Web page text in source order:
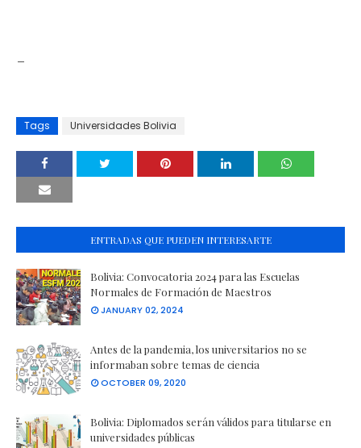
Tags Universidades Bolivia
ENTRADAS QUE PUEDEN INTERESARTE
Bolivia: Convocatoria 2024 para las Escuelas
Normales de Formación de Maestros
JANUARY 02, 2024
Antes de la pandemia, los universitarios no se
informaban sobre temas de ciencia
OCTOBER 09, 2020
Bolivia: Diplomados serán válidos para titularse en
universidades públicas